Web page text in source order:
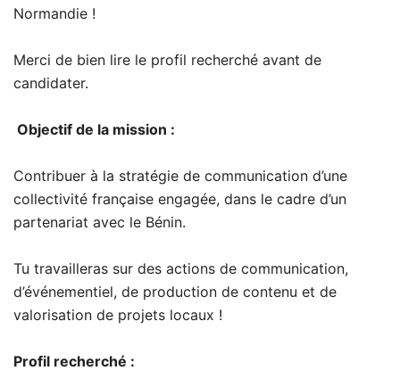
Normandie !
Merci de bien lire le profil recherché avant de
candidater.
Objectif de la mission :
Contribuer à la stratégie de communication d’une
collectivité française engagée, dans le cadre d’un
partenariat avec le Bénin.
Tu travailleras sur des actions de communication,
d’événementiel, de production de contenu et de
valorisation de projets locaux !
Profil recherché :